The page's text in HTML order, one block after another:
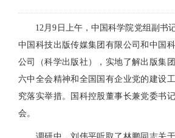
12月9日上午，中国科学院党组副书
中国科技出版传媒集团有限公司和中国
公司（科学出版社），实地了解出版集
六中全会精神和全国国有企业党的建设
究落实举措。国科控股董事长兼党委书
会。